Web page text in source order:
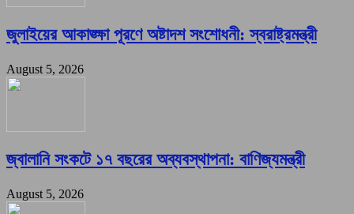
জুলাইয়ের আকাঙ্ক্ষা পূরণে অষ্টাদশ সংশোধনী: স্বরাষ্ট্রমন্ত্রী
August 5, 2026
জ্বালানি সংকটে ১৭ বছরের অব্যবস্থাপনা: বাণিজ্যমন্ত্রী
August 5, 2026